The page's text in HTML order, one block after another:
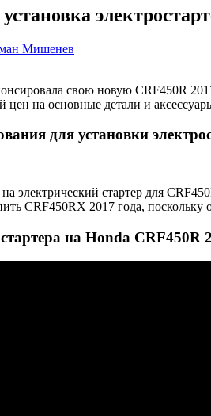
Мишенев
свою новую CRF450R
цен на основные детали и
для установки
электрический стартер для
CRF450RX 2017 года,
на Honda CRF450R